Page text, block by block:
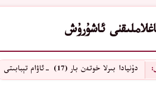
ئاشۇرۇش
دۇنيادا بىرلا خوتەن بار (17) -ئاۋام تېبابىتى